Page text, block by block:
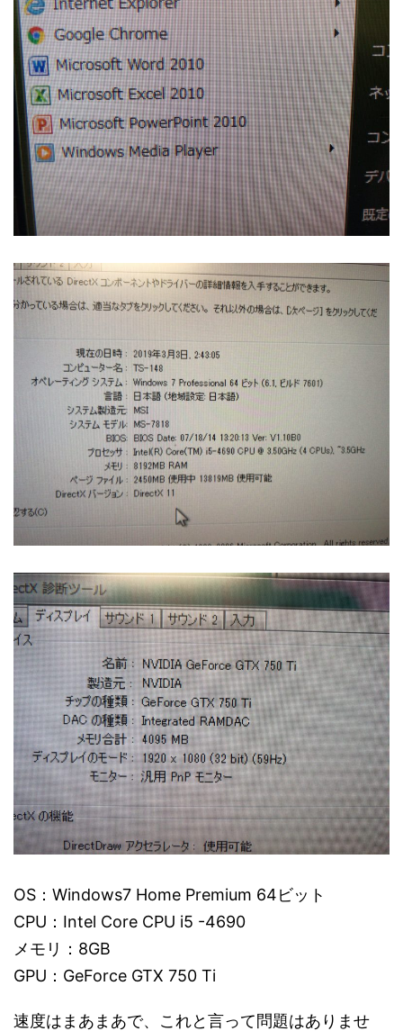
OS：Windows7 Home Premium 64ビット
CPU：Intel Core CPU i5 -4690
メモリ：8GB
GPU：GeForce GTX 750 Ti
速度はまあまあで、これと言って問題はありませ